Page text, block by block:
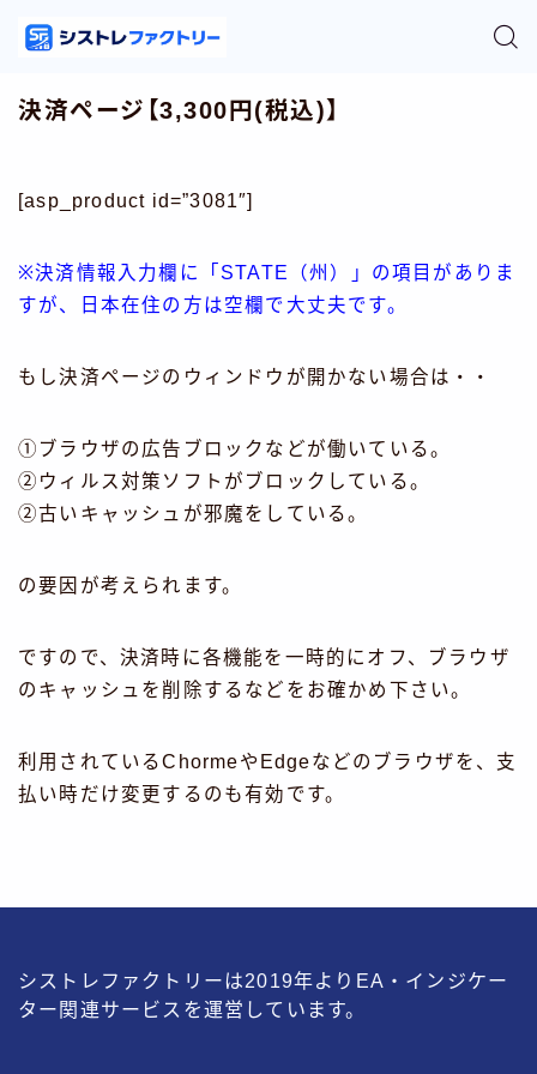
決済ページ【3,300円(税込)】
[asp_product id=”3081″]
※決済情報入力欄に「STATE（州）」の項目がありま
すが、日本在住の方は空欄で大丈夫です。
もし決済ページのウィンドウが開かない場合は・・
①ブラウザの広告ブロックなどが働いている。
②ウィルス対策ソフトがブロックしている。
②古いキャッシュが邪魔をしている。
の要因が考えられます。
ですので、決済時に各機能を一時的にオフ、ブラウザ
のキャッシュを削除するなどをお確かめ下さい。
利用されているChormeやEdgeなどのブラウザを、支
払い時だけ変更するのも有効です。
シストレファクトリーは2019年よりEA・インジケー
ター関連サービスを運営しています。